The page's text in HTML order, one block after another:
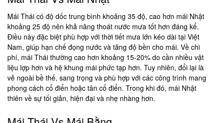
Mái Thái có độ dốc trung bình khoảng 35 độ, cao hơn mái Nhật
khoảng 25 độ nên khả năng thoát nước mưa tốt hơn đáng kể.
Điều này đặc biệt phù hợp với thời tiết mưa lớn kéo dài tại Việt
Nam, giúp hạn chế đọng nước và tăng độ bền cho mái. Về chi
phí, mái Thái thường cao hơn khoảng 15-20% do cần nhiều vật
liệu lợp hơn và hệ khung mái phức tạp hơn. Tuy nhiên, đổi lại là
vẻ ngoài bề thế, sang trọng và phù hợp với các công trình mang
phong cách cổ điển hoặc tân cổ điển. Trong khi đó, mái Nhật
thiên về sự tối giản, hiện đại và nhẹ nhàng hơn.